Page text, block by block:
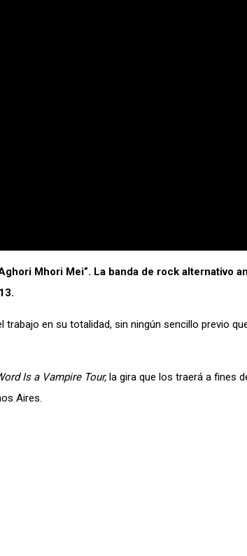
Mhori Mei”. La banda de rock alternativo
en su totalidad, sin ningún sencillo previo
Is a Vampire Tour, la gira que los traerá a fines
Aires.